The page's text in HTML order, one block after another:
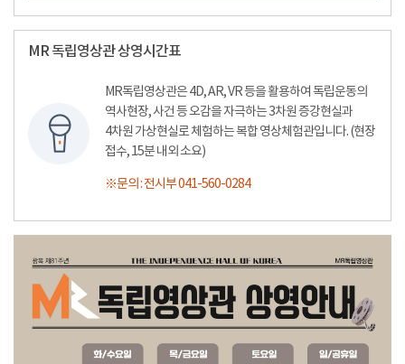
MR 독립영상관 상영시간표
MR독립영상관은 4D, AR, VR 등을 활용하여 독립운동의
역사현장, 사건 등 오감을 자극하는 3차원 증강현실과
4차원 가상현실로 체험하는 복합 영상체험관입니다. (현장
접수, 15분 내외 소요)
※문의 : 전시부 041-560-0284